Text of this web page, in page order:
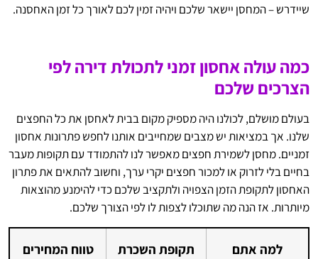
שיידרש – המחסן יישאר שלכם ויהיה זמין לכם לאורך כל זמן האחסנה.
כמה עולה אחסון זמני לתכולת דירה לפי
הצרכים שלכם
בעולם מושלם, לכולנו היה מספיק מקום בבית לאחסן את כל החפצים
שלנו. אך במציאות יש מצבים שמחייבים אותנו לחפש פתרונות אחסון
זמניים. מחסן לשמירת חפצים מאפשר לנו להתמודד עם תקופות מעבר
בחיים בלי לזרוק או למכור חפצים יקרי ערך, וחשוב להתאים את פתרון
האחסון לתקופת הזמן הצפויה ולתקציב שלכם כדי להימנע מהוצאות
מיותרות. אז הנה מה שתוכלו לצפות לו לפי הצורך שלכם.
למה אתם
תקופת השכרת
טווח המחירים